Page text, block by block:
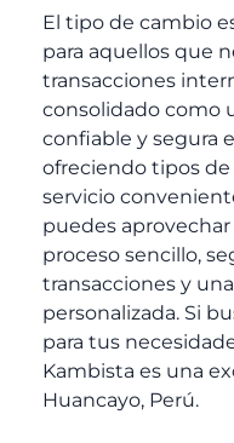
El tipo de cambio
para aquellos que
transacciones
consolidado como
confiable y segura
ofreciendo tipos
servicio
puedes
proceso sencillo,
transacciones y
personalizada. Si
para tus
Kambista es una
Huancayo, Perú.